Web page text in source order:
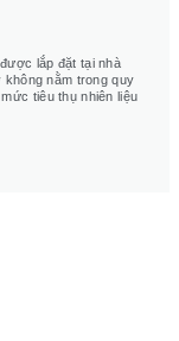
lắp đặt tại nhà
nằm trong quy
tiêu thụ nhiên liệu